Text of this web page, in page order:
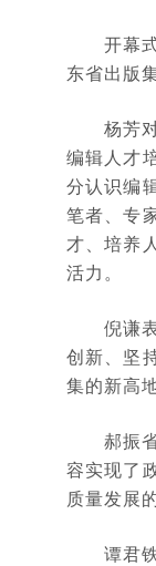
开幕
东省出版
杨芳
编辑人才
分认识编
笔者、专
才、培养
活力。
倪谦
创新、坚
集的新高
郝振
容实现了
质量发展
谭君